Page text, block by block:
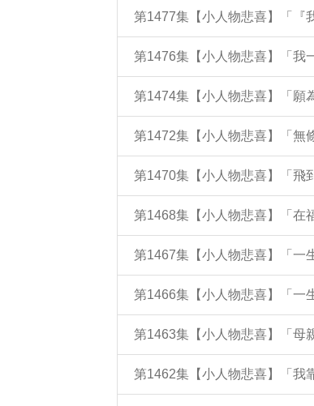
第1477集【小人物悲喜】「『
第1476集【小人物悲喜】「我
第1474集【小人物悲喜】「願
第1472集【小人物悲喜】「無
第1470集【小人物悲喜】「飛
第1468集【小人物悲喜】「在
第1467集【小人物悲喜】「一
第1466集【小人物悲喜】「一
第1463集【小人物悲喜】「母
第1462集【小人物悲喜】「我